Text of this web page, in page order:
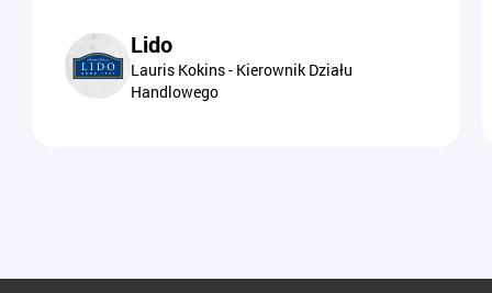
Lido
Lauris Kokins - Kierownik Działu
Handlowego